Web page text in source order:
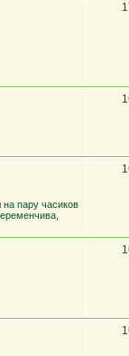
пару часиков